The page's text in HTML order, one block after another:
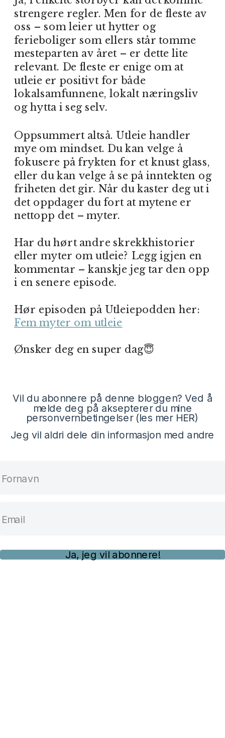
strengere regler. Men for de fleste av
oss – som leier ut hytter og
ferieboliger som ellers står tomme
mesteparten av året – er dette lite
relevant. De fleste er enige om at
utleie er positivt for både
lokalsamfunnene, lokalt næringsliv
og hytta i seg selv.
Oppsummert altså. Utleie handler
mye om mindset. Du kan velge å
fokusere på frykten for et knust glass,
eller du kan velge å se på inntekten og
friheten det gir. Når du kaster deg ut i
det oppdager du fort at mytene er
nettopp det – myter.
Har du hørt andre skrekkhistorier
eller myter om utleie? Legg igjen en
kommentar – kanskje jeg tar den opp
i en senere episode.
Hør episoden på Utleiepodden her:
Fem myter om utleie
Ønsker deg en super dag😇
Vil du abonnere på denne bloggen? Ved å
melde deg på aksepterer du mine
personvernbetingelser (les mer HER)
Jeg vil aldri dele din informasjon med andre
Ja, jeg vil abonnere!